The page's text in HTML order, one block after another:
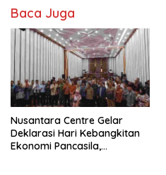
Baca Juga
Nusantara Centre Gelar
Deklarasi Hari Kebangkitan
Ekonomi Pancasila,